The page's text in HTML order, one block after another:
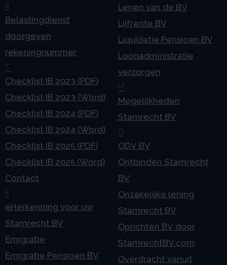
B
Belastingdienst
doorgeven
rekeningnummer
C
Checklist IB 2023 (PDF)
Checklist IB 2023 (Word)
Checklist IB 2024 (PDF)
Checklist IB 2024 (Word)
Checklist IB 2025 (PDF)
Checklist IB 2025 (Word)
Contact
E
eHerkenning voor uw
Stamrecht BV
Emigratie
Emigratie Pensioen BV
Lenen van de BV
Lijfrente BV
Liquidatie Pensioen BV
Loonadministratie
verzorgen
M
Mogelijkheden
Stamrecht BV
O
ODV BV
Ontbinden Stamrecht
BV
Onzakelijke lening
Stamrecht BV
Oprichten BV door
StamrechtBV.com
Overdracht vanuit